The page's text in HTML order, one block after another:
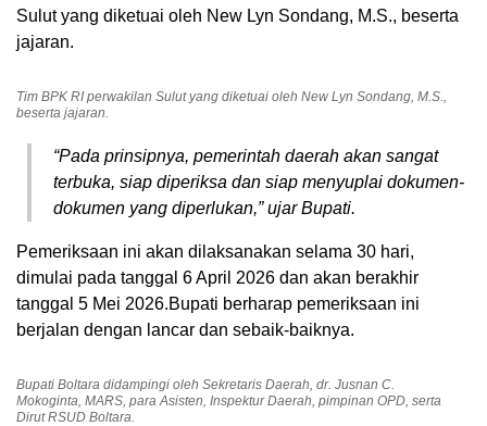
Sulut yang diketuai oleh New Lyn Sondang, M.S., beserta
jajaran.
Tim BPK RI perwakilan Sulut yang diketuai oleh New Lyn Sondang, M.S.,
beserta jajaran.
“Pada prinsipnya, pemerintah daerah akan sangat
terbuka, siap diperiksa dan siap menyuplai dokumen-
dokumen yang diperlukan,” ujar Bupati.
Pemeriksaan ini akan dilaksanakan selama 30 hari,
dimulai pada tanggal 6 April 2026 dan akan berakhir
tanggal 5 Mei 2026.Bupati berharap pemeriksaan ini
berjalan dengan lancar dan sebaik-baiknya.
Bupati Boltara didampingi oleh Sekretaris Daerah, dr. Jusnan C.
Mokoginta, MARS, para Asisten, Inspektur Daerah, pimpinan OPD, serta
Dirut RSUD Boltara.